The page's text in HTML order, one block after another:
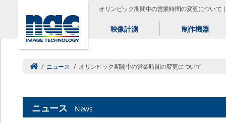
オリンピック期間中の営業時間の変更について
映像計測 制作機器
/ ニュース / オリンピック期間中の営業時間の変更について
ニュース News